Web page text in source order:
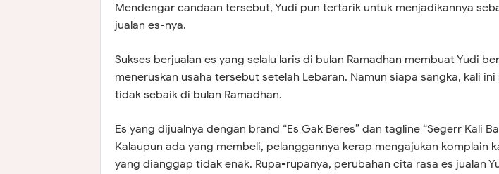
Mendengar candaan tersebut, Yudi pun tertarik untuk menjadikannya
jualan es-nya.
Sukses berjualan es yang selalu laris di bulan Ramadhan membuat Yudi
meneruskan usaha tersebut setelah Lebaran. Namun siapa sangka, kali
tidak sebaik di bulan Ramadhan.
Es yang dijualnya dengan brand “Es Gak Beres” dan tagline “Segerr Kali
Kalaupun ada yang membeli, pelanggannya kerap mengajukan komplain
yang dianggap tidak enak. Rupa-rupanya, perubahan cita rasa es jualan